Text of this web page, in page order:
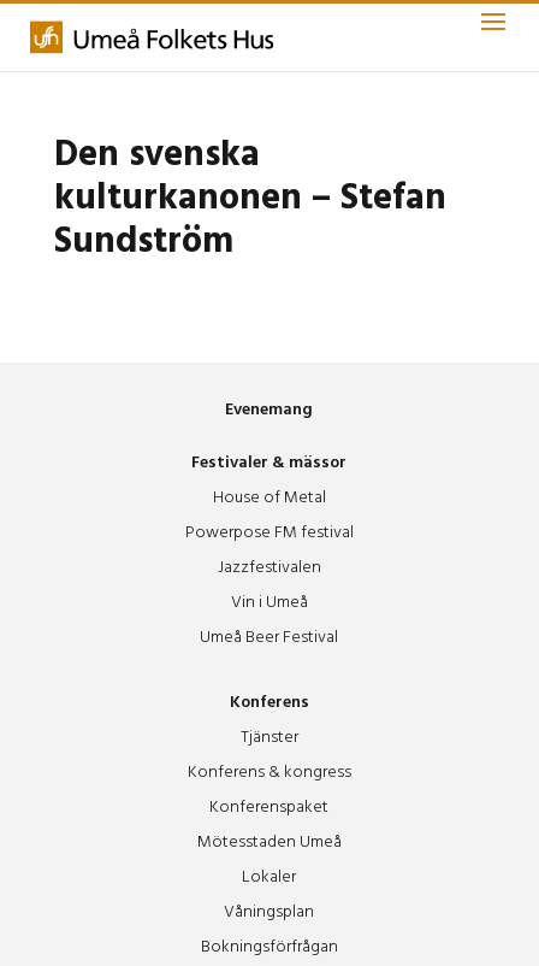
Den svenska
kulturkanonen – Stefan
Sundström
Evenemang
Festivaler & mässor
House of Metal
Powerpose FM festival
Jazzfestivalen
Vin i Umeå
Umeå Beer Festival
Konferens
Tjänster
Konferens & kongress
Konferenspaket
Mötesstaden Umeå
Lokaler
Våningsplan
Bokningsförfrågan